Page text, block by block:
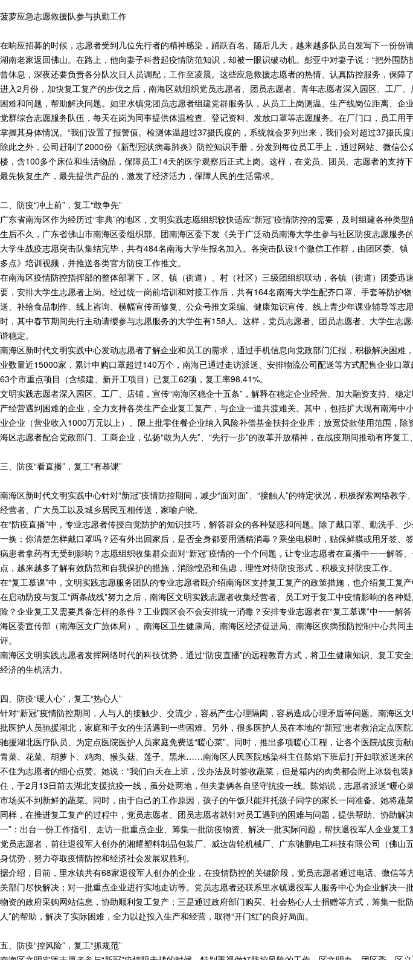
菠萝应急志愿救援队参与执勤工作
在响应招募的时候，志愿者受到几位先行者的精神感染，踊跃百名。随后几天，越来越多队员自发写下一份
湖南老家返回佛山。在路上，他向妻子科普起疫情防范知识，却被一眼识破动机。彭亚中对妻子说：“把外围
曾休息，深夜还要负责各分队次日人员调配，工作至凌晨。这些应急救援志愿者的热情、认真防控服务，保障
进入2月份，加快复工复产的步伐之后，南海区就组织党员志愿者、团员志愿者、青年志愿者深入园区、工
困难和问题，帮助解决问题。如里水镇党团员志愿者组建党群服务队，从员工上岗测温、生产线岗位距离、
党群综合志愿服务队伍，每天在岗为同事提供体温检查、登记资料、发放口罩等志愿服务。在厂门口，员工
掌握其身体情况。“我们设置了报警值。检测体温超过37摄氏度的，系统就会罗列出来，我们会对超过37摄氏
除此之外，公司赶制了2000份《新型冠状病毒肺炎》防控知识手册，分发到每位员工手上，通过网站、微信
楼，含100多个床位和生活物品，保障员工14天的医学观察后正式上岗。这样，在党员、团员、志愿者的支
最先恢复生产，最先提供产品的，激发了经济活力，保障人民的生活需求。
二、防疫“冲上前”，复工“敢争先”
广东省南海区作为经历过“非典”的地区，文明实践志愿组织较快适应“新冠”疫情防控的需要，及时组建各种
生后不久，广东省佛山市南海区委组织部、团南海区委下发《关于广泛动员南海大学生参与社区防疫志愿服
大学生战疫志愿突击队集结完毕，共有484名南海大学生报名加入。各突击队设1个微信工作群，由团区委、
多点》培训视频，并推送各类官方防疫工作推文。
在南海区疫情防控指挥部的整体部署下，区、镇（街道）、村（社区）三级团组织联动，各镇（街道）团委
要，安排大学生志愿者上岗。经过统一岗前培训和对接工作后，共有164名南海大学生配齐口罩、手套等防
送、补给食品制作、线上咨询、横幅宣传画修复、公众号推文采编、健康知识宣传、线上青少年课业辅导等
时，其中春节期间先行主动请缨参与志愿服务的大学生有158人。这样，党员志愿者、团员志愿者、大学生
谐稳定。
南海区新时代文明实践中心发动志愿者了解企业和员工的需求，通过手机信息向党政部门汇报，积极解决困
业数量近15000家，累计申购口罩超过140万个，南海已通过走访派送、安排物流公司配送等方式配售企业口
63个市重点项目（含续建、新开工项目）已复工62项，复工率98.41%。
文明实践志愿者深入园区、工厂、店铺，宣传“南海区稳企十五条”，解释在稳定企业经营、加大融资支持、
产经营遇到困难的企业，全力支持各类生产企业复工复产，与企业一道共渡难关。其中，包括扩大现有南海
业企业（营业收入1000万元以上）、限上批零住餐企业纳入风险补偿基金扶持企业库；放宽贷款使用范围，
海区志愿者配合党政部门、工商企业，弘扬“敢为人先”、“先行一步”的改革开放精神，在战疫期间推动有序复工
三、防疫“看直播”，复工“有慕课”
南海区新时代文明实践中心针对“新冠”疫情防控期间，减少“面对面”、“接触人”的特定状况，积极探索网络教
经营者、广大员工以及城乡居民互相传送，家喻户晓。
在“防疫直播”中，专业志愿者传授自觉防护的知识技巧，解答群众的各种疑惑和问题。除了戴口罩、勤洗手
一换；你清楚怎样戴口罩吗？还有外出回家后，是否全身都要用酒精消毒？乘坐电梯时，贴保鲜膜或用牙签
病患者拿药有无受到影响？志愿组织收集群众面对“新冠”疫情的一个个问题，让专业志愿者在直播中一一解
点，越来越多了解有效防范和自我保护的措施，消除惶恐和焦虑，理性对待防疫形式，积极支持防疫工作。
在“复工慕课”中，文明实践志愿服务团队的专业志愿者既介绍南海区支持复工复产的政策措施，也介绍复工复
在启动防疫与复工“两条战线”努力之后，南海区文明实践志愿者收集经营者、员工对于复工中疫情影响的各
险？企业复工又需要具备怎样的条件？工业园区会不会安排统一消毒？安排专业志愿者在“复工慕课”中一一
海区委宣传部（南海区文广旅体局）、南海区卫生健康局、南海区经济促进局、南海区疾病预防控制中心共
评。
南海区文明实践志愿者发挥网络时代的科技优势，通过“防疫直播”的远程教育方式，将卫生健康知识、复工
经济的生机活力。
四、防疫“暖人心”，复工“热心人”
针对“新冠”疫情防控期间，人与人的接触少、交流少，容易产生心理隔阂，容易造成心理矛盾等问题。南海
批医护人员驰援湖北，家庭和子女的生活遇到一些困难。另外，很多医护人员在本地的“新冠”患者救治定点医
驰援湖北医疗队员、为定点医院医护人员家庭免费送“暖心菜”。同时，推出多项暖心工程，让各个医院战疫贡献
青菜、花菜、胡萝卜、鸡肉、猴头菇、莲子、黑米……南海区人民医院感染科主任陈焰下班后打开妇联派送来
不住为志愿者的细心点赞。她说：“我们白天在上班，没办法及时签收蔬菜，但是箱内的肉类都会附上冰袋包
任，于2月13日前去湖北支援抗疫一线，虽分处两地，但夫妻俩各自坚守抗疫一线。陈焰说，志愿者派送“暖
市场买不到新鲜的蔬菜。同时，由于自己的工作原因，孩子的午饭只能拜托孩子同学的家长一同准备。她将蔬
同样，在推进复工复产的过程中，党员志愿者、团员志愿者就针对员工遇到的困难与问题，提供帮助、协助
一”：出台一份工作指引、走访一批重点企业、筹集一批防疫物资、解决一批实际问题，帮扶退役军人企业复
党员志愿者，前往退役军人创办的湘耀塑料制品包装厂、威达齿轮机械厂、广东驰鹏电工科技有限公司（佛
身优势，努力夺取疫情防控和经济社会发展双胜利。
据介绍，目前，里水镇共有68家退役军人创办的企业，在疫情防控的关键阶段，党员志愿者通过电话、微信
关部门尽快解决；对一批重点企业进行实地走访等。党员志愿者还联系里水镇退役军人服务中心为企业解决
物资的政府采购网站信息，协助顺利复工复产；三是通过政府部门购买、社会热心人士捐赠等方式，筹集一
人”的帮助，解决了实际困难，全力以赴投入生产和经营，取得“开门红”的良好局面。
五、防疫“控风险”，复工“抓规范”